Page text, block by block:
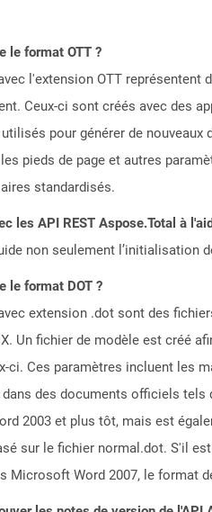
le format OTT ?
l'extension OTT
Ceux-ci sont créés avec des
pour générer de
les pieds de page et autres
standardisés.
les API REST Aspose.Total à
non seulement l’initialisation
le format DOT ?
extension .dot sont des
Un fichier de modèle est créé
ci. Ces paramètres incluent les
des documents officiels tels
2003 et plus tôt, mais est
sur le fichier normal.dot. S'il
Microsoft Word 2007, le format